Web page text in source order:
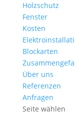
Holzschutz
Fenster
Kosten
Blockarten
Über uns
Referenzen
Anfragen
Seite wählen